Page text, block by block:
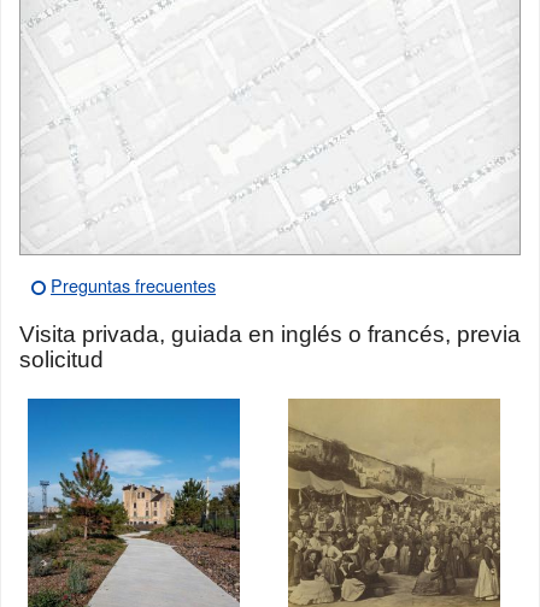
Preguntas frecuentes
Visita privada, guiada en inglés o francés, previa
solicitud